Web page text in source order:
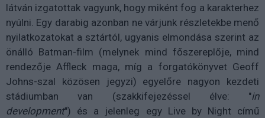
látván izgatottak vagyunk, hogy miként fog a karakterhez
nyúlni. Egy darabig azonban ne várjunk részletekbe menő
nyilatkozatokat a sztártól, ugyanis elmondása szerint az
önálló Batman-film (melynek mind főszereplője, mind
rendezője Affleck maga, míg a forgatókönyvet Geoff
Johns-szal közösen jegyzi) egyelőre nagyon kezdeti
stádiumban van (szakkifejezéssel élve: "in
development") és a jelenleg egy Live by Night című